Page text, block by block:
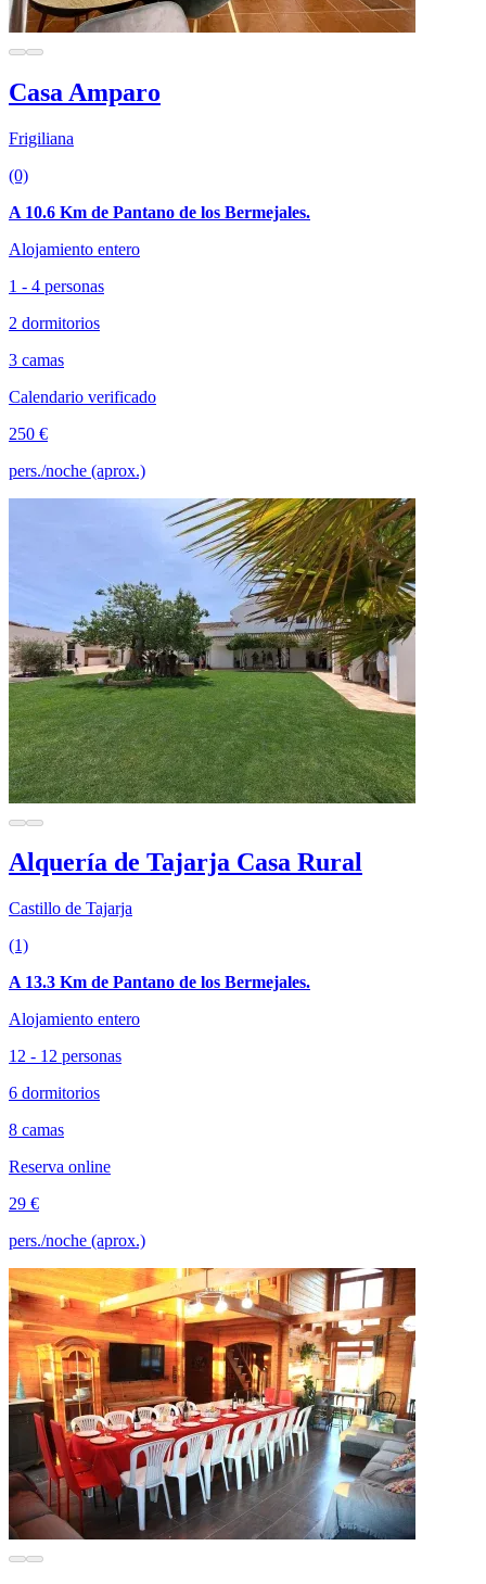
Casa Amparo
Frigiliana
(0)
A 10.6 Km de Pantano de los Bermejales.
Alojamiento entero
1 - 4 personas
2 dormitorios
3 camas
Calendario verificado
250 €
pers./noche (aprox.)
Alquería de Tajarja Casa Rural
Castillo de Tajarja
(1)
A 13.3 Km de Pantano de los Bermejales.
Alojamiento entero
12 - 12 personas
6 dormitorios
8 camas
Reserva online
29 €
pers./noche (aprox.)